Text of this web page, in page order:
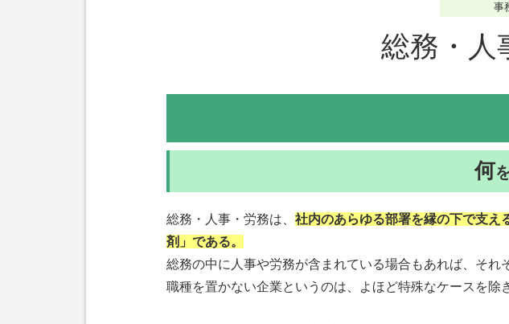
事
総務・人
何
総務・人事・労務は、 社内のあらゆる部署を縁の下で支え
剤」である。
総務の中に人事や労務が含まれている場合もあれば、そ
職種を置かない企業というのは、よほど特殊なケースを除